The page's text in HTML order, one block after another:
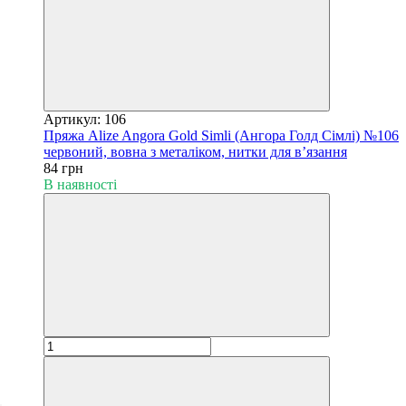
Артикул: 106
Пряжа Alize Angora Gold Simli (Ангора Голд Сімлі) №106
червоний, вовна з металіком, нитки для в’язання
84 грн
В наявності